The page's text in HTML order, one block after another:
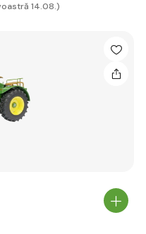
14.08.)